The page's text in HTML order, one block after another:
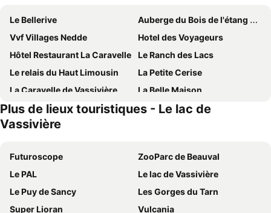
Le Bellerive
Auberge du Bois de l'étang - Motel les Tilleuls
Vvf Villages Nedde
Hotel des Voyageurs
Hôtel Restaurant La Caravelle
Le Ranch des Lacs
Le relais du Haut Limousin
La Petite Cerise
La Caravelle de Vassivière
La Belle Maison
Plus de lieux touristiques - Le lac de
Vassivière
Futuroscope
ZooParc de Beauval
Le PAL
Le lac de Vassivière
Le Puy de Sancy
Les Gorges du Tarn
Super Lioran
Vulcania